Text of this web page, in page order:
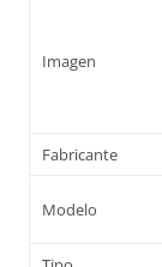
Imagen
Fabricante
Modelo